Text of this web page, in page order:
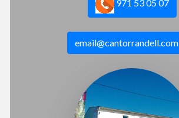
971 53 05 07
email@cantorrandell.com